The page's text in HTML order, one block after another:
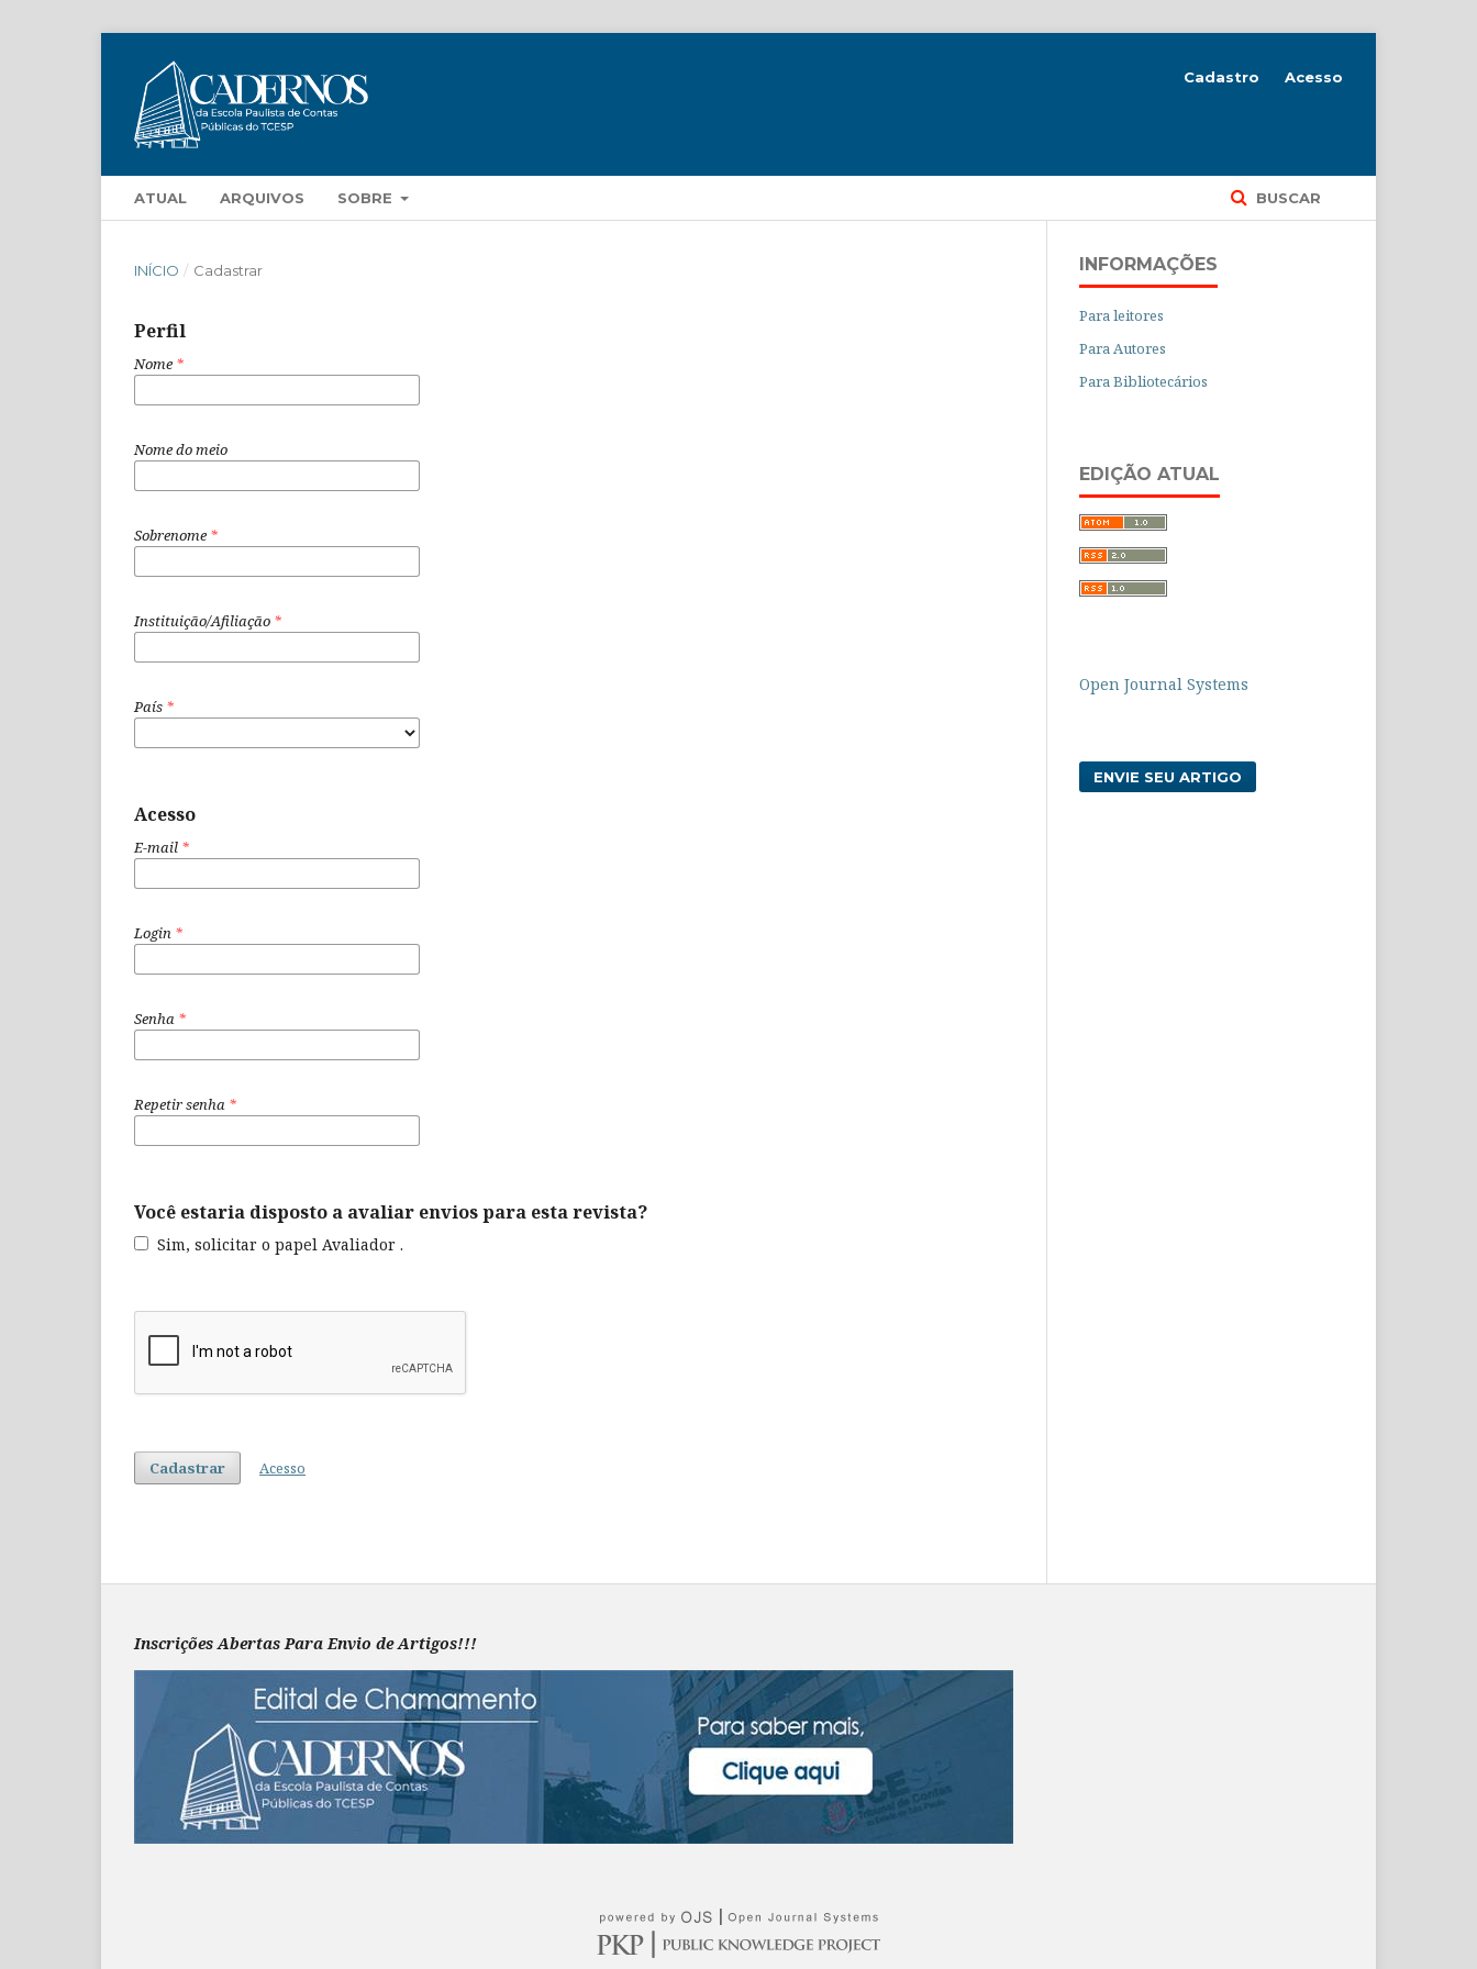
ATUAL ARQUIVOS SOBRE BUSCAR
Cadastro Acesso
INÍCIO / Cadastrar
Perfil
Nome *
Nome do meio
Sobrenome *
Instituição/Afiliação *
País *
Acesso
E-mail *
Login *
Senha *
Repetir senha *
Você estaria disposto a avaliar envios para esta revista?
Sim, solicitar o papel Avaliador .
Cadastrar Acesso
INFORMAÇÕES
Para leitores
Para Autores
Para Bibliotecários
EDIÇÃO ATUAL
Open Journal Systems
ENVIE SEU ARTIGO
Inscrições Abertas Para Envio de Artigos!!!